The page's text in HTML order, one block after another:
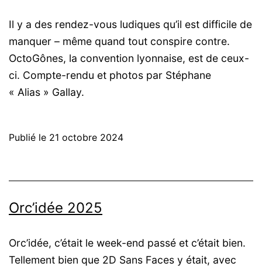
Il y a des rendez-vous ludiques qu’il est difficile de
manquer – même quand tout conspire contre.
OctoGônes, la convention lyonnaise, est de ceux-
ci. Compte-rendu et photos par Stéphane
« Alias » Gallay.
Publié le 21 octobre 2024
Orc’idée 2025
Orc’idée, c’était le week-end passé et c’était bien.
Tellement bien que 2D Sans Faces y était, avec